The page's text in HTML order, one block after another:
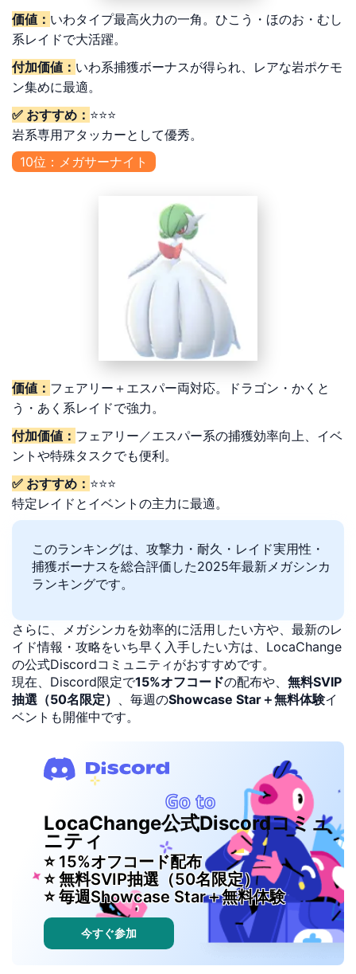
価値： いわタイプ最高火力の一角。ひこう・ほのお・むし
系レイドで大活躍。
付加価値： いわ系捕獲ボーナスが得られ、レアな岩ポケモ
ン集めに最適。
✅ おすすめ： ⭐⭐⭐
岩系専用アタッカーとして優秀。
10位：メガサーナイト
価値： フェアリー＋エスパー両対応。ドラゴン・かくと
う・あく系レイドで強力。
付加価値： フェアリー／エスパー系の捕獲効率向上、イベ
ントや特殊タスクでも便利。
✅ おすすめ： ⭐⭐⭐
特定レイドとイベントの主力に最適。
このランキングは、攻撃力・耐久・レイド実用性・
捕獲ボーナスを総合評価した2025年最新メガシンカ
ランキングです。
さらに、メガシンカを効率的に活用したい方や、最新のレ
イド情報・攻略をいち早く入手したい方は、LocaChange
の公式Discordコミュニティがおすすめです。
現在、Discord限定で15%オフコードの配布や、 無料SVIP
抽選（50名限定） 、毎週のShowcase Star＋無料体験イ
ベントも開催中です。
LocaChange公式Discordコミュ
ニティ
⭐ 15%オフコード配布
⭐ 無料SVIP抽選（50名限定）
⭐ 毎週Showcase Star＋無料体験
今すぐ参加